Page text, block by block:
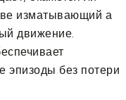
изматывающий а
движение.
эпизоды без потери